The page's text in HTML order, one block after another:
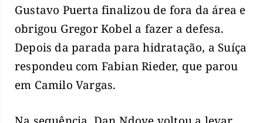
Gustavo Puerta finalizou de fora da área e
obrigou Gregor Kobel a fazer a defesa.
Depois da parada para hidratação, a Suíça
respondeu com Fabian Rieder, que parou
em Camilo Vargas.